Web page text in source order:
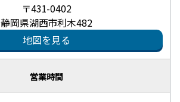
〒431-0402
静岡県湖西市利木482
地図を見る
営業時間